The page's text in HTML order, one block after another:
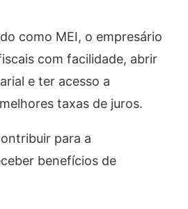
como MEI, o empresário
com facilidade, abrir
e ter acesso a
taxas de juros.
para a
benefícios de